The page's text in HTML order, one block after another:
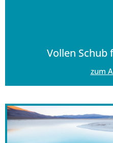
Vollen Schub
zum